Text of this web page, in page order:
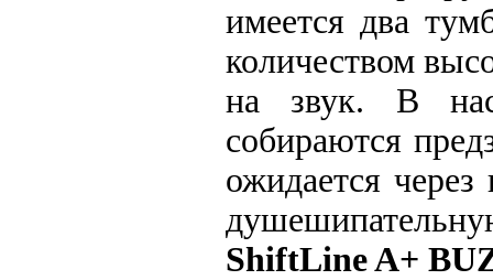
имеется два
количеством
на звук. В
собираются
ожидается
ShiftLine A+